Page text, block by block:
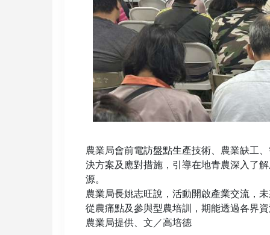
農業局會前電訪盤點生產技術、農業缺工
決方案及應對措施，引導在地青農深入了
源。
農業局長姚志旺說，活動開啟產業交流，
從農痛點及參與型農培訓，期能透過各界
農業局提供、文／高培德